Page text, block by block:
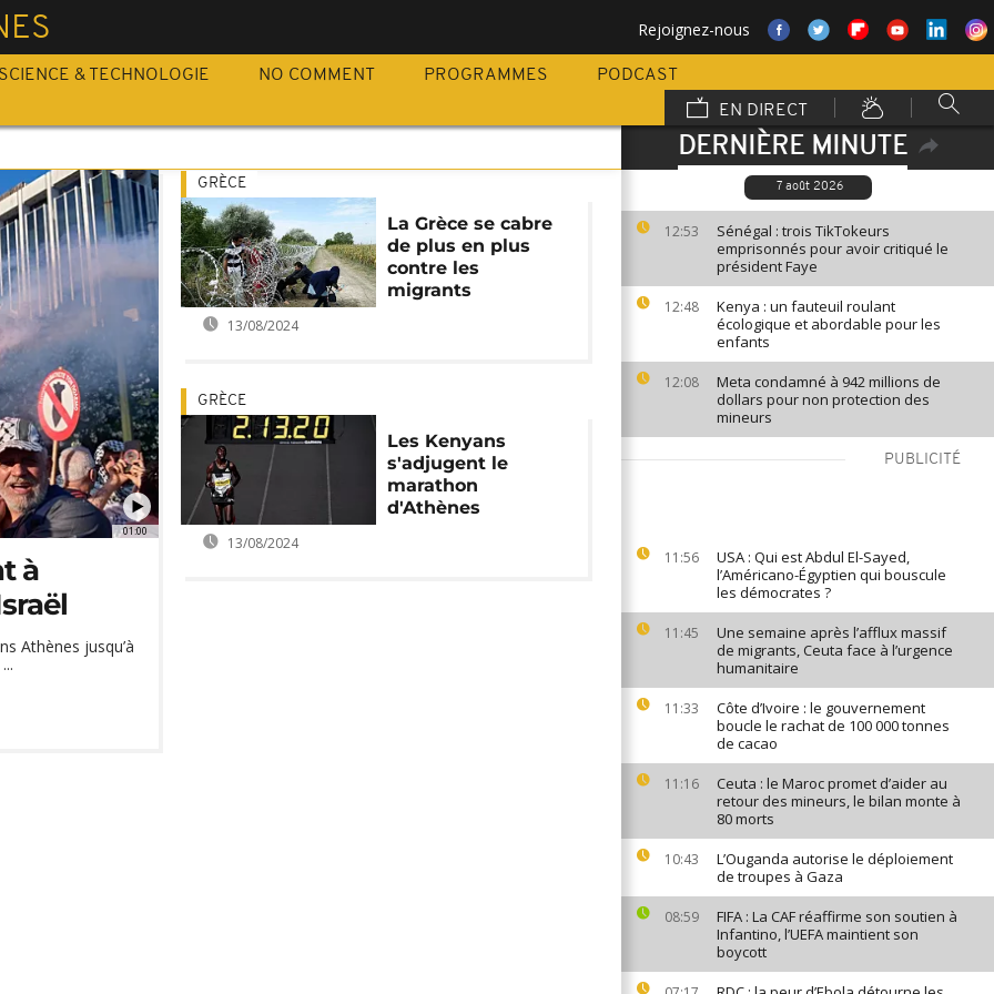
Rejoignez-nous
SCIENCE & TECHNOLOGIE NO COMMENT PROGRAMMES
PODCAST
EN DIRECT
DERNIÈRE MINUTE
7 août 2026
12:53
Sénégal : trois TikTokeurs
emprisonnés pour avoir critiqué le
président Faye
12:48
Kenya : un fauteuil roulant
écologique et abordable pour les
enfants
12:08
Meta condamné à 942 millions de
dollars pour non protection des
mineurs
PUBLICITÉ
11:56
USA : Qui est Abdul El-Sayed,
l’Américano-Égyptien qui bouscule
les démocrates ?
11:45
Une semaine après l’afflux massif
de migrants, Ceuta face à l’urgence
humanitaire
11:33
Côte d’Ivoire : le gouvernement
boucle le rachat de 100 000 tonnes
de cacao
11:16
Ceuta : le Maroc promet d’aider au
retour des mineurs, le bilan monte à
80 morts
10:43
L’Ouganda autorise le déploiement
de troupes à Gaza
08:59
FIFA : La CAF réaffirme son soutien à
Infantino, l’UEFA maintient son
boycott
01:00
à
Athènes jusqu’à
GRÈCE
La Grèce se cabre
de plus en plus
contre les
migrants
13/08/2024
GRÈCE
Les Kenyans
s'adjugent le
marathon
d'Athènes
13/08/2024